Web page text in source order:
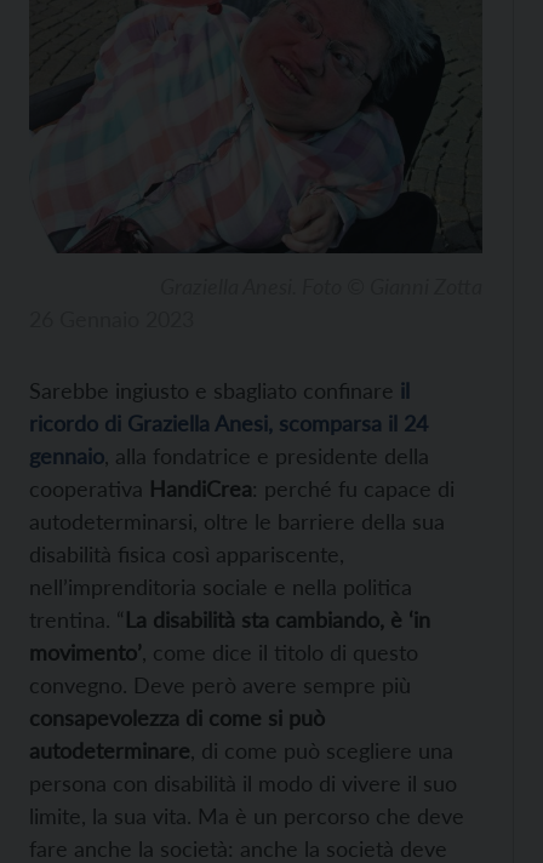
Sarebbe ingiusto e sbagliato confinare il
ricordo di Graziella Anesi, scomparsa il 24
gennaio , alla fondatrice e presidente della
cooperativa HandiCrea: perché fu capace di
autodeterminarsi, oltre le barriere della sua
disabilità fisica così appariscente,
nell’imprenditoria sociale e nella politica
trentina. “La disabilità sta cambiando, è ‘in
movimento’ , come dice il titolo di questo
convegno. Deve però avere sempre più
consapevolezza di come si può
autodeterminare , di come può scegliere una
persona con disabilità il modo di vivere il suo
limite, la sua vita. Ma è un percorso che deve
fare anche la società: anche la società deve